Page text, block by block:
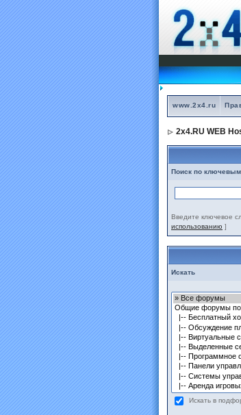
www.2x4.ru
2x4.RU WEB
Поиск по
Введите ключевое
использованию ]
Искать
Искать в